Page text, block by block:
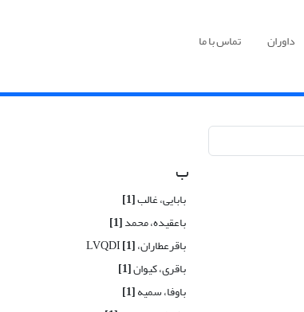
داوران تماس با ما
ب
بابایی، غالب[1]
باعقیده، محمد[1]
باقرعطاران، LVQDI[1]
باقری، کیوان[1]
باوفا، سمیه[1]